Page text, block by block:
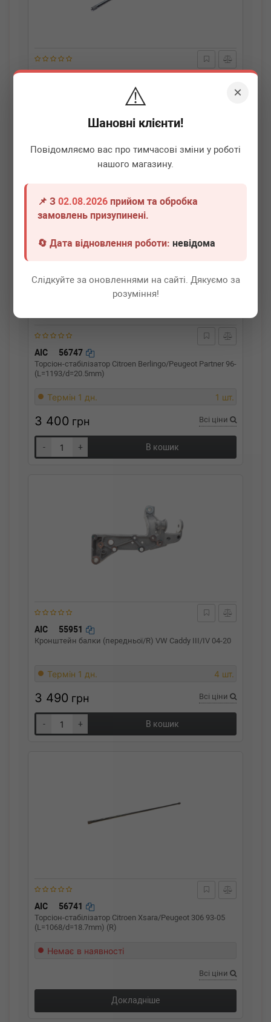
×
⚠️
Шановні клієнти!
Повідомляємо вас про тимчасові зміни у роботі
нашого магазину.
📌 З02.08.2026 прийом та обробка
замовлень призупинені.
🔄 Дата відновлення роботи:невідома
Слідкуйте за оновленнями на сайті. Дякуємо за
розуміння!
AIC 56742
Торсіон-стабілізатор Citroen Berlingo/Peugeot Partner 96-
Термін 1 дн.
2 150
В кошик
AIC 56747
Торсіон-стабілізатор Citroen Berlingo/Peugeot Partner 96-
(L=1193/d=20.5mm)
Термін 1 дн. 1 шт.
3 400 грн Всі ціни
- + В кошик
AIC 55951
Кронштейн балки (передньої/R) VW Caddy III/IV 04-20
Термін 1 дн. 4 шт.
3 490 грн Всі ціни
- + В кошик
AIC 56741
Торсіон-стабілізатор Citroen Xsara/Peugeot 306 93-05
(L=1068/d=18.7mm) (R)
Немає в наявності
Всі ціни
Докладніше